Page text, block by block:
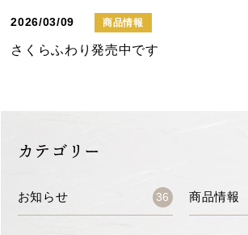
2026/03/09 商品情報
さくらふわり発売中です
カテゴリー
お知らせ 36 商品情報